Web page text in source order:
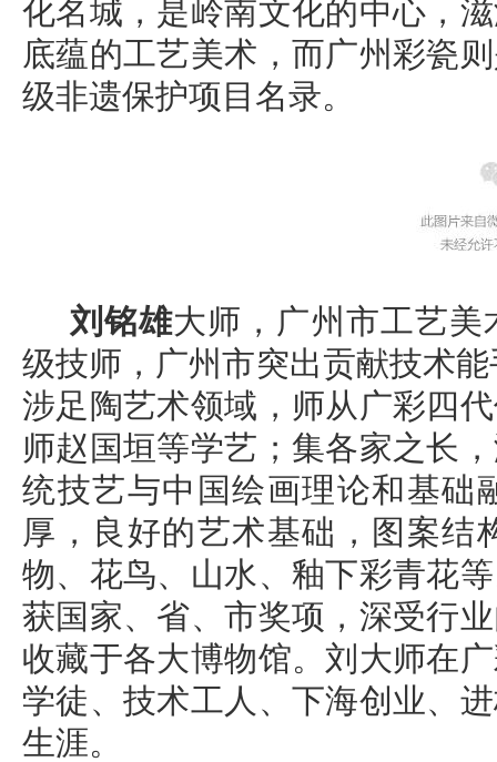
化名城，是岭南文化的中心，
底蕴的工艺美术，而广州彩瓷
级非遗保护项目名录。
刘铭雄大师，广州市工艺
级技师，广州市突出贡献技术
涉足陶艺术领域，师从广彩四
师赵国垣等学艺；集各家之长
统技艺与中国绘画理论和基础
厚，良好的艺术基础，图案结
物、花鸟、山水、釉下彩青花
获国家、省、市奖项，深受行
收藏于各大博物馆。刘大师在
学徒、技术工人、下海创业、
生涯。